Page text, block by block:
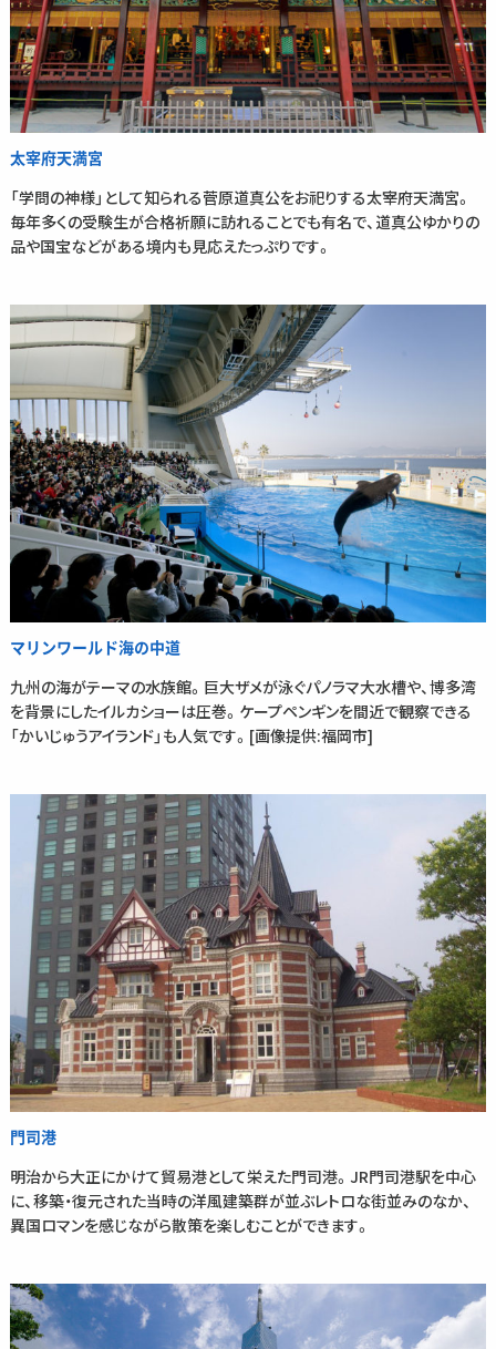
太宰府天満宮
「学問の神様」として知られる菅原道真公をお祀りする太宰府天満宮。
毎年多くの受験生が合格祈願に訪れることでも有名で、道真公ゆかりの
品や国宝などがある境内も見応えたっぷりです。
マリンワールド海の中道
九州の海がテーマの水族館。巨大ザメが泳ぐパノラマ大水槽や、博多湾
を背景にしたイルカショーは圧巻。ケープペンギンを間近で観察できる
「かいじゅうアイランド」も人気です。[画像提供:福岡市]
門司港
明治から大正にかけて貿易港として栄えた門司港。JR門司港駅を中心
に、移築・復元された当時の洋風建築群が並ぶレトロな街並みのなか、
異国ロマンを感じながら散策を楽しむことができます。